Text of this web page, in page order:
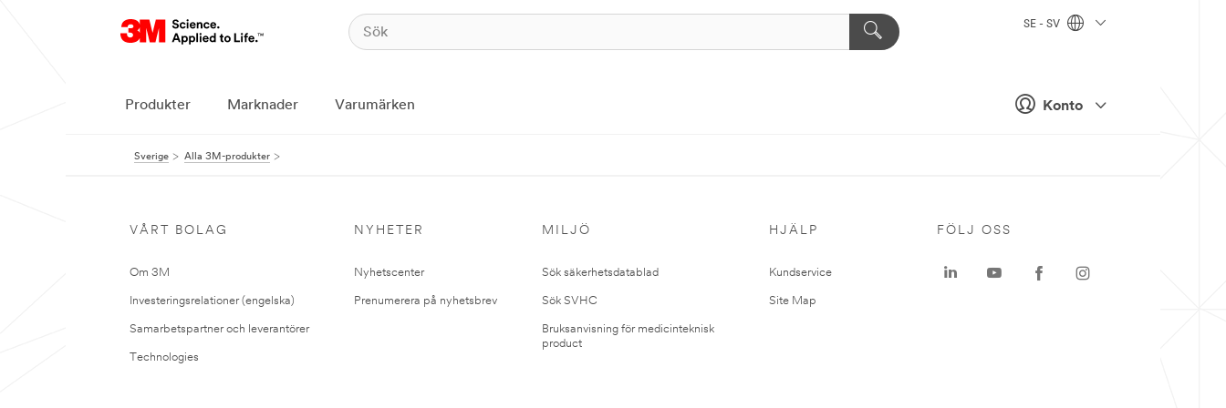
Konto
SE - SV
Produkter Marknader Varumärken
Sverige Alla 3M-produkter
VÅRT BOLAG
Om 3M
Investeringsrelationer (engelska)
Samarbetspartner och leverantörer
Technologies
NYHETER
Nyhetscenter
Prenumerera på nyhetsbrev
MILJÖ
Sök säkerhetsdatablad
Sök SVHC
Bruksanvisning för medicinteknisk
product
HJÄLP
Kundservice
Site Map
FÖLJ OSS